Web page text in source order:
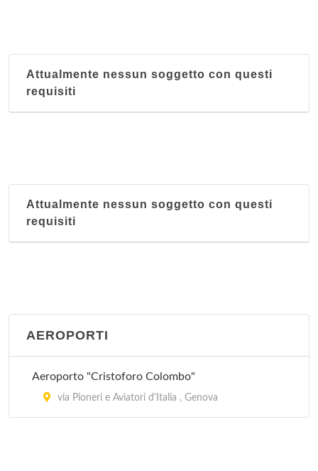
Attualmente nessun soggetto con questi
requisiti
Attualmente nessun soggetto con questi
requisiti
AEROPORTI
Aeroporto "Cristoforo Colombo"
via Pioneri e Aviatori d'Italia , Genova